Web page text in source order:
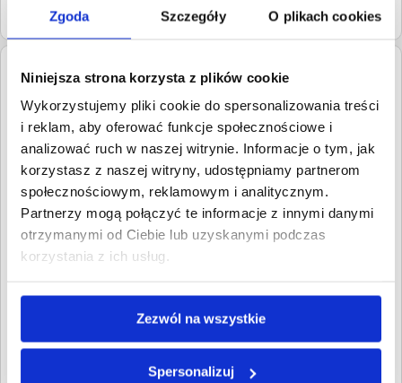
Zgoda Szczegóły O plikach cookies
Niniejsza strona korzysta z plików cookie
Wykorzystujemy pliki cookie do spersonalizowania treści
i reklam, aby oferować funkcje społecznościowe i
analizować ruch w naszej witrynie. Informacje o tym, jak
korzystasz z naszej witryny, udostępniamy partnerom
społecznościowym, reklamowym i analitycznym.
Partnerzy mogą połączyć te informacje z innymi danymi
otrzymanymi od Ciebie lub uzyskanymi podczas
korzystania z ich usług.
Zezwól na wszystkie
Spersonalizuj
zasadach wskazanych w
regulaminie.
Dłużnik:
HUSEYN SEYIDOV COZY
CORNER
ul. Adama Mickiewicza
30-120 Kraków
Małopolskie
Roszczenia:
1. Gospodarcze
Wartość:3 571,78 PLN
Data wymagalności:13
Spłacono:
0,00 PLN
Całkowita
4 222,17 PLN